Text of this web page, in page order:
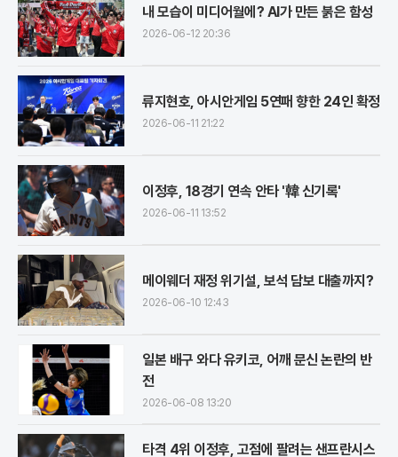
내 모습이 미디어월에? AI가 만든 붉은 함성
2026-06-12 20:36
류지현호, 아시안게임 5연패 향한 24인 확정
2026-06-11 21:22
이정후, 18경기 연속 안타 '韓 신기록'
2026-06-11 13:52
메이웨더 재정 위기설, 보석 담보 대출까지?
2026-06-10 12:43
일본 배구 와다 유키코, 어깨 문신 논란의 반
전
2026-06-08 13:20
타격 4위 이정후, 고점에 팔려는 샌프란시스